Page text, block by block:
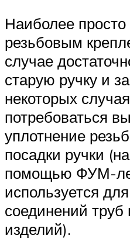
Наиболее
резьбовым
случае
старую ручку и
некоторых
потребоваться
уплотнение
посадки ручки
помощью ФУМ-
используется
соединений труб
изделий).